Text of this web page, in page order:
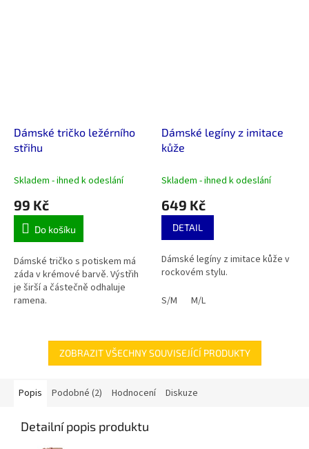
Dámské tričko ležérního
střihu
Skladem - ihned k odeslání
99 Kč
Do košíku
Dámské tričko s potiskem má
záda v krémové barvě. Výstřih
je širší a částečně odhaluje
ramena.
Dámské legíny z imitace
kůže
Skladem - ihned k odeslání
649 Kč
DETAIL
Dámské legíny z imitace kůže v
rockovém stylu.
S/M M/L
ZOBRAZIT VŠECHNY SOUVISEJÍCÍ PRODUKTY
Popis Podobné (2) Hodnocení Diskuze
Detailní popis produktu